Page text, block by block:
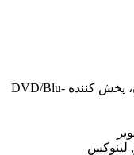
سازگار با دستگاه های تاپ باکس، تلویزیون، پخش کننده DVD/Blu-
لینوکس